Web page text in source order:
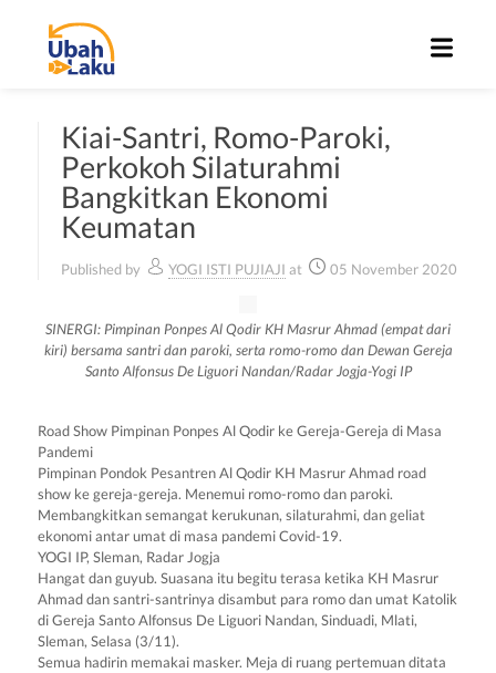
Kiai-Santri, Romo-Paroki,
Perkokoh Silaturahmi
Bangkitkan Ekonomi
Keumatan
Published by YOGI ISTI PUJIAJI at 05 November 2020
SINERGI: Pimpinan Ponpes Al Qodir KH Masrur Ahmad (empat dari
kiri) bersama santri dan paroki, serta romo-romo dan Dewan Gereja
Santo Alfonsus De Liguori Nandan/Radar Jogja-Yogi IP
Road Show Pimpinan Ponpes Al Qodir ke Gereja-Gereja di Masa
Pandemi
Pimpinan Pondok Pesantren Al Qodir KH Masrur Ahmad road
show ke gereja-gereja. Menemui romo-romo dan paroki.
Membangkitkan semangat kerukunan, silaturahmi, dan geliat
ekonomi antar umat di masa pandemi Covid-19.
YOGI IP, Sleman, Radar Jogja
Hangat dan guyub. Suasana itu begitu terasa ketika KH Masrur
Ahmad dan santri-santrinya disambut para romo dan umat Katolik
di Gereja Santo Alfonsus De Liguori Nandan, Sinduadi, Mlati,
Sleman, Selasa (3/11).
Semua hadirin memakai masker. Meja di ruang pertemuan ditata